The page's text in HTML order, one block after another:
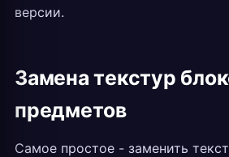
версии.
Замена текстур
предметов
Самое простое - заменить